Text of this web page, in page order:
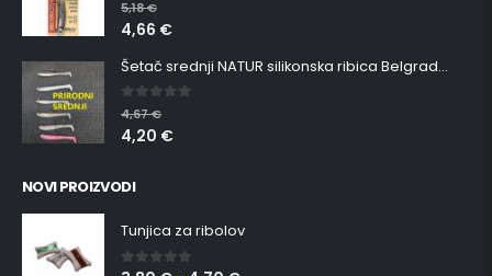
5,18€
4,66 €
Šetač srednji NATUR silikonska ribica Belgrade Walker
0 out of 5
4,67€
4,20 €
NOVI PROIZVODI
Tunjica za ribolov
0 out of 5